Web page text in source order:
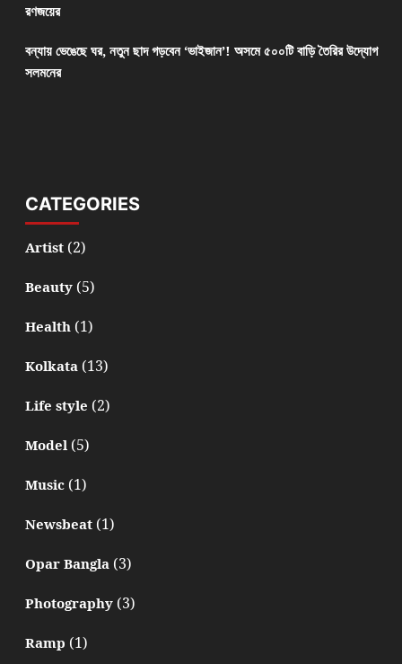
রণজয়ের
বন্যায় ভেঙেছে ঘর, নতুন ছাদ গড়বেন ‘ভাইজান’! অসমে ৫০০টি বাড়ি তৈরির উদ্যোগ
সলমনের
CATEGORIES
Artist(2)
Beauty(5)
Health(1)
Kolkata(13)
Life style (2)
Model(5)
Music(1)
Newsbeat(1)
Opar Bangla(3)
Photography(3)
Ramp (1)